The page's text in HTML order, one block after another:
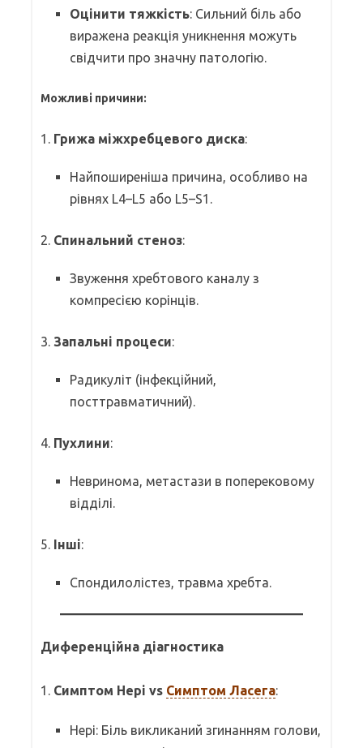
Оцінити тяжкість: Сильний біль або
виражена реакція уникнення можуть
свідчити про значну патологію.
Можливі причини:
1. Грижа міжхребцевого диска:
Найпоширеніша причина, особливо на
рівнях L4–L5 або L5–S1.
2. Спинальний стеноз:
Звуження хребтового каналу з
компресією корінців.
3. Запальні процеси:
Радикуліт (інфекційний,
посттравматичний).
4. Пухлини:
Невринома, метастази в поперековому
відділі.
5. Інші:
Спондилолістез, травма хребта.
Диференційна діагностика
1. Симптом Нері vs Симптом Ласега:
Нері: Біль викликаний згинанням голови,